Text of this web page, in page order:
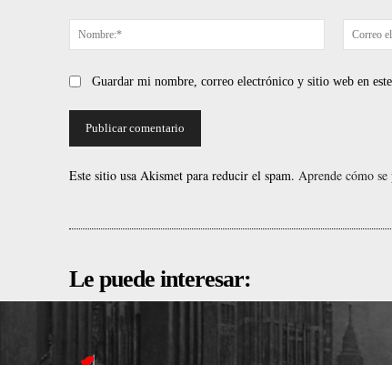
Nombre:*
Guardar mi nombre, correo electrónico y sitio web en
Este sitio usa Akismet para reducir el spam. Aprende cómo se
Le puede interesar: